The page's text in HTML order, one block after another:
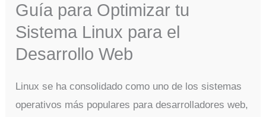
Guía para Optimizar tu
Sistema Linux para el
Desarrollo Web
Linux se ha consolidado como uno de los sistemas
operativos más populares para desarrolladores web,